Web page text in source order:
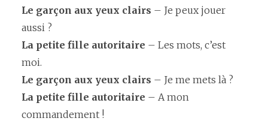
Le garçon aux yeux clairs – Je peux jouer
aussi ?
La petite fille autoritaire – Les mots, c’est
moi.
Le garçon aux yeux clairs – Je me mets là ?
La petite fille autoritaire – A mon
commandement !